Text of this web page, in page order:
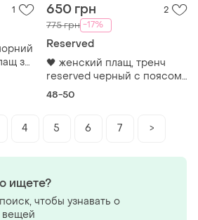
1
з
650 грн 2
775 грн -17%
Reserved
🖤 женский плащ, тренч
reserved черный с поясом
идеальное состояние
48-50
4 5 6 7 >
ищете?
чтобы узнавать о
вещей